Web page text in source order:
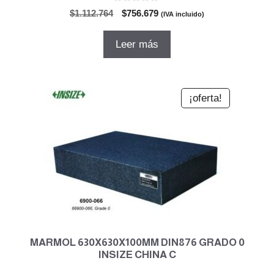
d
$1.112.764
El
original
$756.679El(IVA incluido)
Leer más
¡oferta!
MARMOL 630X630X100MM DIN876 GRADO 0
INSIZE CHINA C